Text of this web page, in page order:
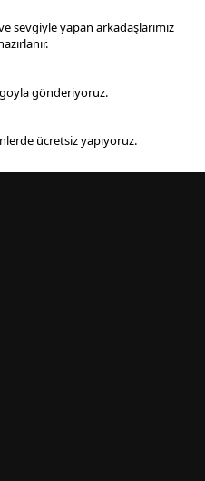
sevgiyle yapan arkadaşlarımız
gönderiyoruz.
ücretsiz yapıyoruz.